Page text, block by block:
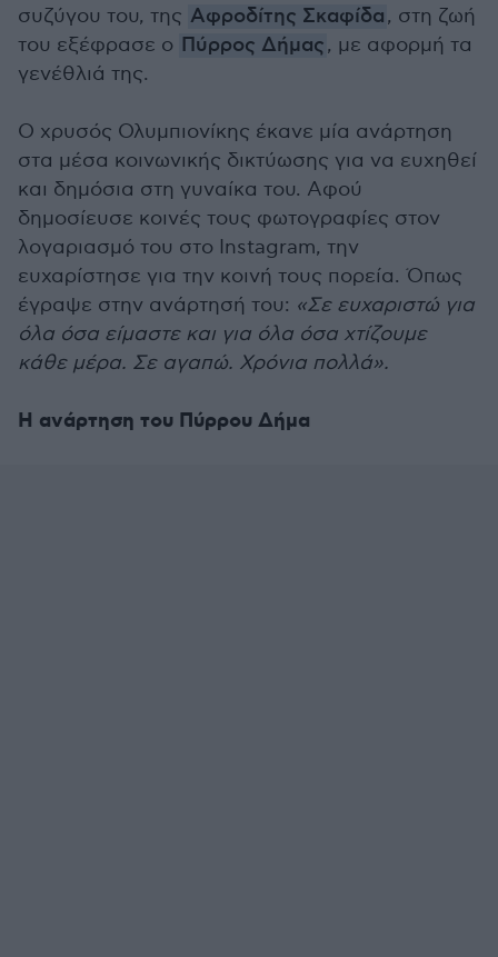
συζύγου του, της Αφροδίτης Σκαφίδα, στη ζωή
του εξέφρασε ο Πύρρος Δήμας, με αφορμή τα
γενέθλιά της.
Ο χρυσός Ολυμπιονίκης έκανε μία ανάρτηση
στα μέσα κοινωνικής δικτύωσης για να ευχηθεί
και δημόσια στη γυναίκα του. Αφού
δημοσίευσε κοινές τους φωτογραφίες στον
λογαριασμό του στο Instagram, την
ευχαρίστησε για την κοινή τους πορεία. Όπως
έγραψε στην ανάρτησή του: «Σε ευχαριστώ για
όλα όσα είμαστε και για όλα όσα χτίζουμε
κάθε μέρα. Σε αγαπώ. Χρόνια πολλά».
Η ανάρτηση του Πύρρου Δήμα